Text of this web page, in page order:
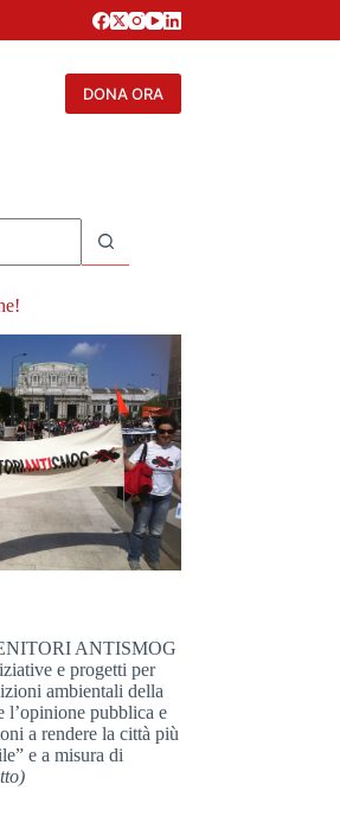
DONA ORA
ANTISMOG
e progetti per
ambientali della
l’opinione pubblica e
a rendere la città più
e a misura di